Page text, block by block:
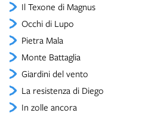
Il Texone di Magnus
Occhi di Lupo
Pietra Mala
Monte Battaglia
Giardini del vento
La resistenza di Diego
In zolle ancora